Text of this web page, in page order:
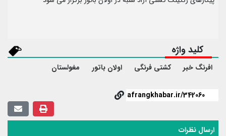
کلید واژه
افرنگ خبر کشتی فرنگی اولان باتور مغولستان
ارسال نظرات